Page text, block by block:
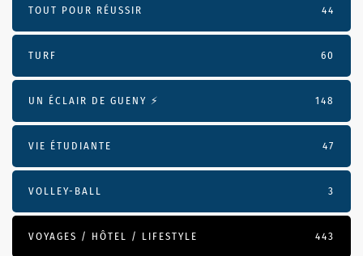
TOUT POUR RÉUSSIR 44
TURF 60
UN ÉCLAIR DE GUENY ⚡️ 148
VIE ÉTUDIANTE 47
VOLLEY-BALL 3
VOYAGES / HÔTEL / LIFESTYLE 443